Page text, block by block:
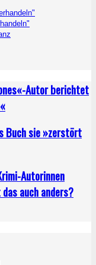
Autor berichtet
Buch sie »zerstört
Autorinnen
auch anders?